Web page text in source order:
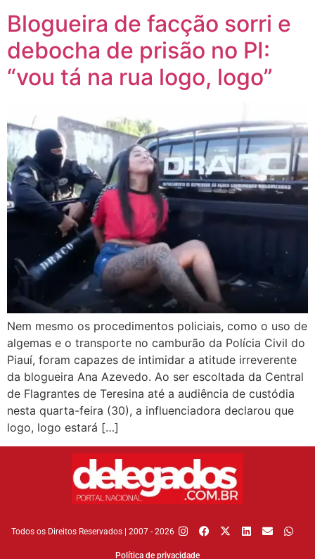
Blogueira de facção sorri e
debocha de prisão no PI:
“vou tá na rua logo, logo”
Nem mesmo os procedimentos policiais, como o uso de
algemas e o transporte no camburão da Polícia Civil do
Piauí, foram capazes de intimidar a atitude irreverente
da blogueira Ana Azevedo. Ao ser escoltada da Central
de Flagrantes de Teresina até a audiência de custódia
nesta quarta-feira (30), a influenciadora declarou que
logo, logo estará […]
Todos os Direitos Reservados | 2007 - 2026
Política de privacidade